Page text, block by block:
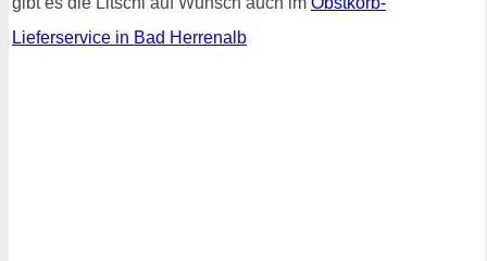
Lieferservice in Bad Herrenalb